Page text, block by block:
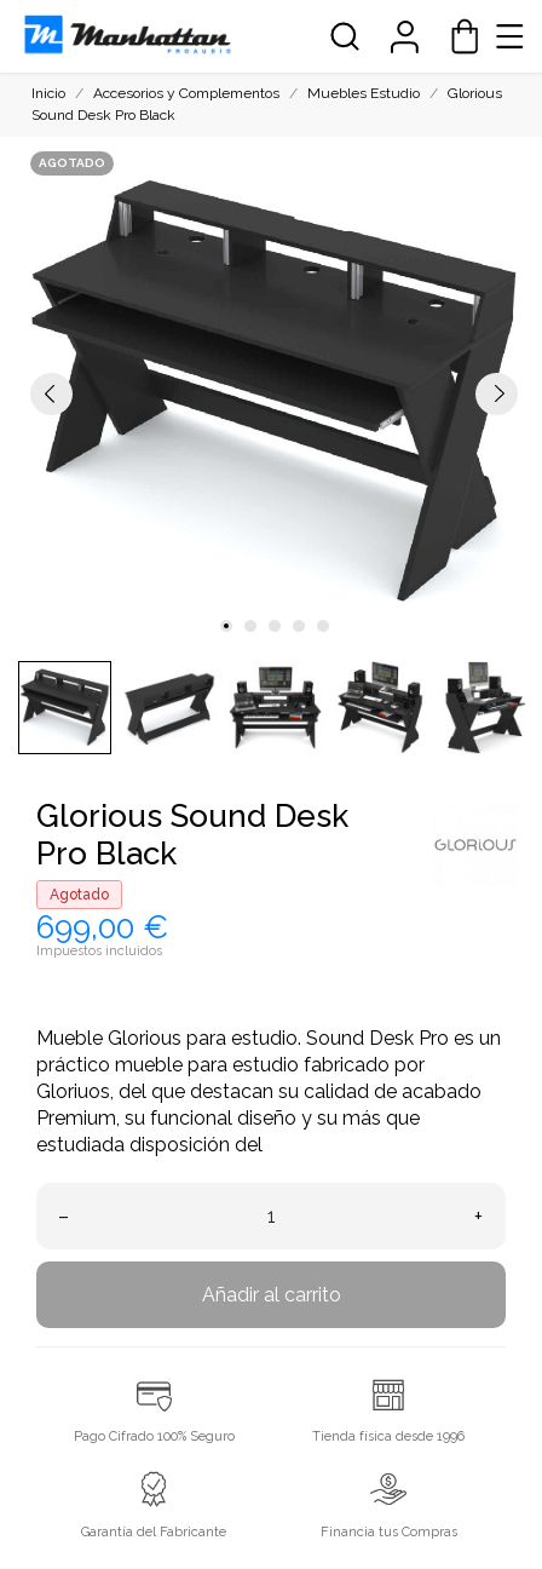
Inicio Accesorios y Complementos Muebles Estudio
Glorious
Sound Desk Pro Black
AGOTADO
Glorious Sound Desk
Pro Black
Agotado
699,00 €
Impuestos incluidos
Mueble Glorious para estudio. Sound Desk Pro es un
práctico mueble para estudio fabricado por
Gloriuos, del que destacan su calidad de acabado
Premium, su funcional diseño y su más que
estudiada disposición del
– +
Añadir al carrito
Pago Cifrado 100% Seguro Tienda física desde 1996
Garantía del Fabricante Financia tus Compras